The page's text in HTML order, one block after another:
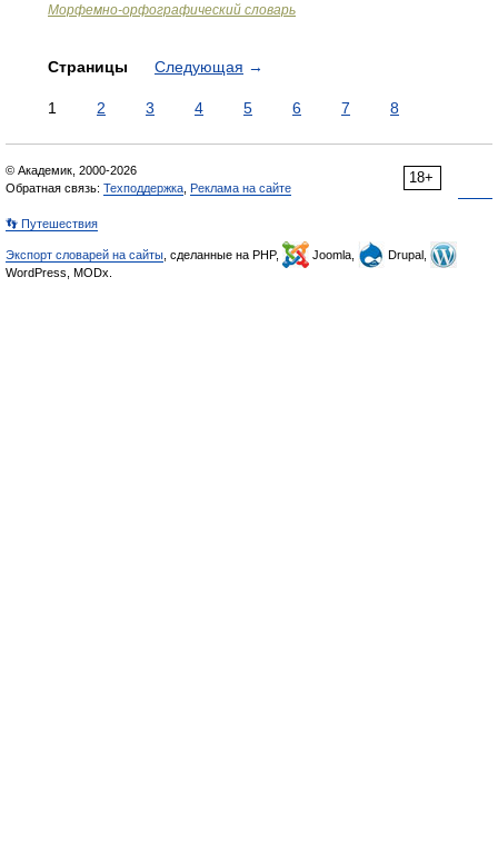
Морфемно-орфографический словарь
Страницы Следующая →
1 2 3 4 5 6 7 8
18+
© Академик, 2000-2026
Обратная связь: Техподдержка Реклама на сайте
👣 Путешествия
Экспорт словарей на сайты , сделанные на PHP, Joomla,
Drupal,
WordPress, MODx.